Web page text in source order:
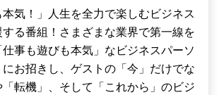
本気！」人生を全力で楽しむビジネス
る番組！さまざまな業界で第一線を
事も遊びも本気」なビジネスパーソ
お招きし、ゲストの「今」だけでな
「転機」、そして「これから」のビジ